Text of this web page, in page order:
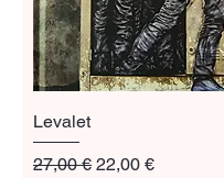
Levalet
Prix original
27,00 € Prix promotionnel
22,00 €